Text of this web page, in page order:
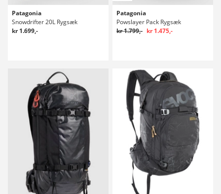
Patagonia
Snowdrifter 20L Rygsæk
kr 1.699,-
Patagonia
Powslayer Pack Rygsæk
kr 1.799,- kr 1.475,-